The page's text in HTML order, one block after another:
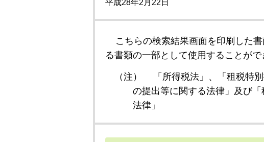
平成28年2月22日
こちらの検索結果画面を印刷した
る書類の一部として使用することがで
（注）
「所得税法」、「租税特
の提出等に関する法律」及び
法律」